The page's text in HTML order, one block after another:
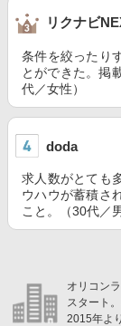
リクナビ
条件を絞ったり
とができた。掲
代／女性）
doda
求人数がとても
ウハウが蓄積さ
こと。（30代／
オリコン
スタート
2015年よ